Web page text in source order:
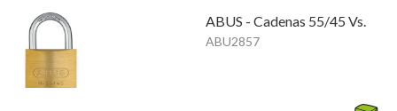
ABUS - Cadenas 55/45 Vs.
ABU2857